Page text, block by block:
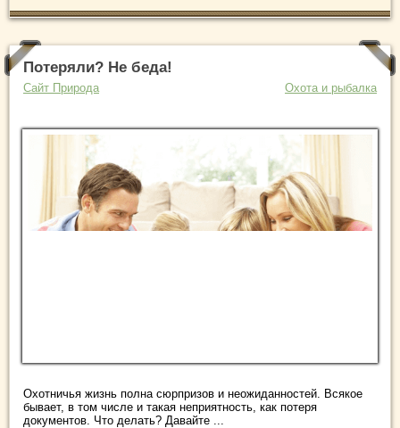
Потеряли? Не беда!
Сайт Природа Охота и рыбалка
Охотничья жизнь полна сюрпризов и неожиданностей. Всякое
бывает, в том числе и такая неприятность, как потеря
документов. Что делать? Давайте ...